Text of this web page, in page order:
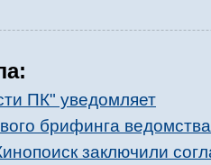
ПК" уведомляет
брифинга ведомства
заключили